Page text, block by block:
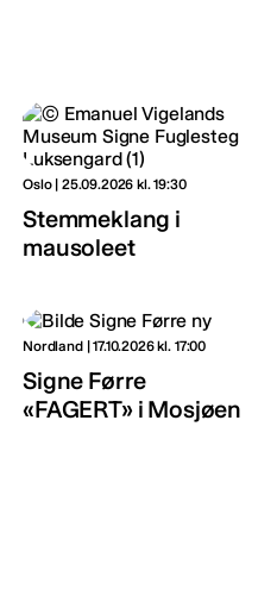
Oslo | 25.09.2026 kl. 19:30
Stemmeklang i
mausoleet
Nordland | 17.10.2026 kl. 17:00
Signe Førre
«FAGERT» i Mosjøen